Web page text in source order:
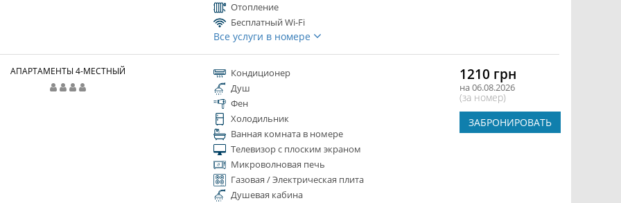
Отопление
Бесплатный Wi-Fi
Все услуги в номере
АПАРТАМЕНТЫ 4-МЕСТНЫЙ
Кондиционер
Душ
Фен
Холодильник
Ванная комната в номере
Телевизор с плоским экраном
Микроволновая печь
Газовая / Электрическая плита
Душевая кабина
1210 грн
на 06.08.2026
(за номер)
ЗАБРОНИРОВАТЬ